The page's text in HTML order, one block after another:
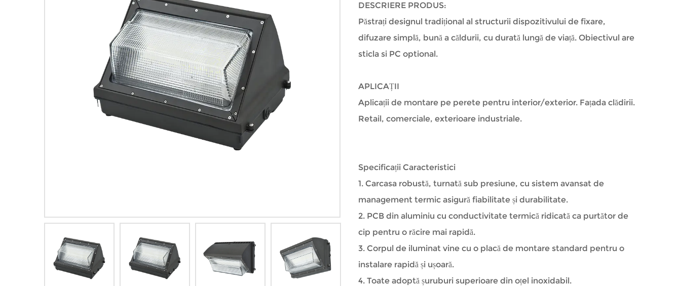
DESCRIERE PRODUS:
Păstrați designul tradițional al structurii dispozitivului de fixare,
difuzare simplă, bună a căldurii, cu durată lungă de viață. Obiectivul are
sticla si PC optional.
APLICAȚII
Aplicații de montare pe perete pentru interior/exterior. Fațada clădirii.
Retail, comerciale, exterioare industriale.
Specificații Caracteristici
1. Carcasa robustă, turnată sub presiune, cu sistem avansat de
management termic asigură fiabilitate și durabilitate.
2. PCB din aluminiu cu conductivitate termică ridicată ca purtător de
cip pentru o răcire mai rapidă.
3. Corpul de iluminat vine cu o placă de montare standard pentru o
instalare rapidă și ușoară.
4. Toate adoptă șuruburi superioare din oțel inoxidabil.